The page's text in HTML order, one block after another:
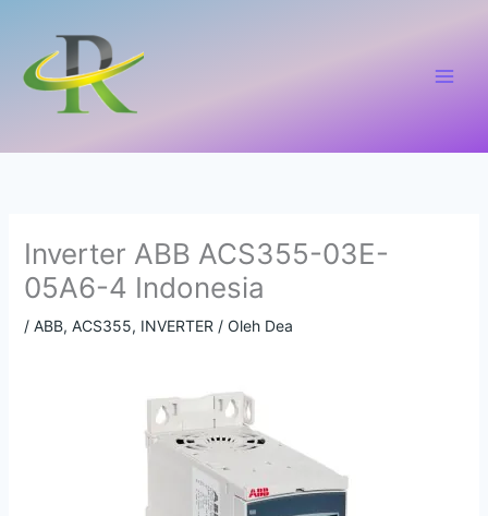
konten
Inverter ABB ACS355-03E-
05A6-4 Indonesia
/ ABB, ACS355, INVERTER / Oleh Dea